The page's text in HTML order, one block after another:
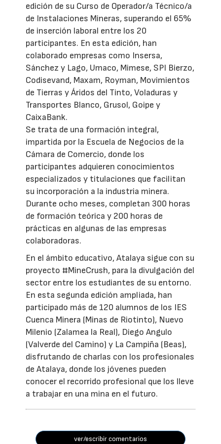
edición de su Curso de Operador/a Técnico/a
de Instalaciones Mineras, superando el 65%
de inserción laboral entre los 20
participantes. En esta edición, han
colaborado empresas como Insersa,
Sánchez y Lago, Umaco, Mimese, SPI Bierzo,
Codisevand, Maxam, Royman, Movimientos
de Tierras y Áridos del Tinto, Voladuras y
Transportes Blanco, Grusol, Goipe y
CaixaBank.
Se trata de una formación integral,
impartida por la Escuela de Negocios de la
Cámara de Comercio, donde los
participantes adquieren conocimientos
especializados y titulaciones que facilitan
su incorporación a la industria minera.
Durante ocho meses, completan 300 horas
de formación teórica y 200 horas de
prácticas en algunas de las empresas
colaboradoras.
En el ámbito educativo, Atalaya sigue con su
proyecto #MineCrush, para la divulgación del
sector entre los estudiantes de su entorno.
En esta segunda edición ampliada, han
participado más de 120 alumnos de los IES
Cuenca Minera (Minas de Riotinto), Nuevo
Milenio (Zalamea la Real), Diego Angulo
(Valverde del Camino) y La Campiña (Beas),
disfrutando de charlas con los profesionales
de Atalaya, donde los jóvenes pueden
conocer el recorrido profesional que los lleve
a trabajar en una mina en el futuro.
ver/escribir comentarios